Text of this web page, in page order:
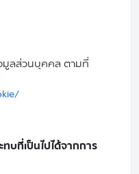
มูลส่วนบุคคล ตามที่
บที่เป็นไปได้จากการ